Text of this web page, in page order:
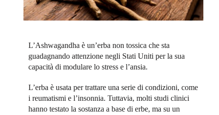
L’Ashwagandha è un’erba non tossica che sta
guadagnando attenzione negli Stati Uniti per la sua
capacità di modulare lo stress e l’ansia.
L’erba è usata per trattare una serie di condizioni, come
i reumatismi e l’insonnia. Tuttavia, molti studi clinici
hanno testato la sostanza a base di erbe, ma su un